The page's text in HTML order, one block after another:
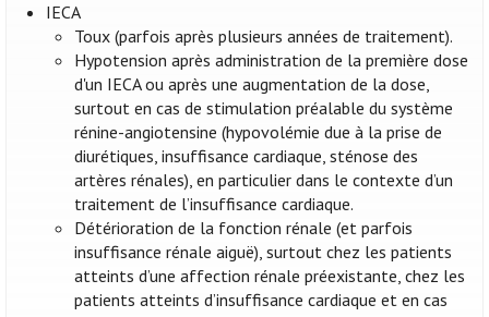
IECA
Toux (parfois après plusieurs années de traitement).
Hypotension après administration de la première dose
d'un IECA ou après une augmentation de la dose,
surtout en cas de stimulation préalable du système
rénine-angiotensine (hypovolémie due à la prise de
diurétiques, insuffisance cardiaque, sténose des
artères rénales), en particulier dans le contexte d’un
traitement de l’insuffisance cardiaque.
Détérioration de la fonction rénale (et parfois
insuffisance rénale aiguë), surtout chez les patients
atteints d’une affection rénale préexistante, chez les
patients atteints d’insuffisance cardiaque et en cas